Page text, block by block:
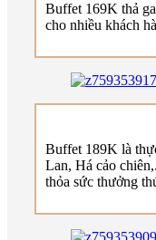
Buffet 169K thả
cho nhiều khách
Buffet 189K là
Lan, Há cảo
thỏa sức thưởng